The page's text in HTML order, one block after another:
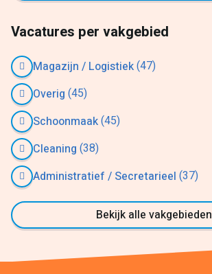
Vacatures per vakgebied
Magazijn / Logistiek(47)
Overig (45)
Schoonmaak(45)
Cleaning (38)
Administratief / Secretarieel (37)
Bekijk alle vakgebieden